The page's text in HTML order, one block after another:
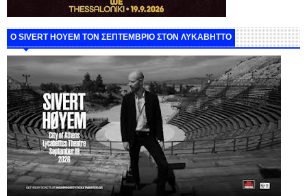
Ο SIVERT HOYEM ΤΟΝ ΣΕΠΤΕΜΒΡΙΟ ΣΤΟΝ ΛΥΚΑΒΗΤΤΟ